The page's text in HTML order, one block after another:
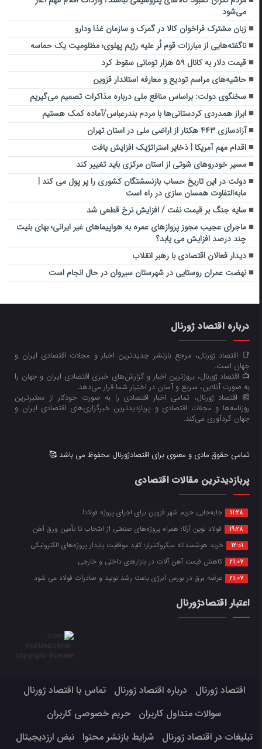
می‌شود
زبان مشترک فراخوان کالا در گمرک و سازمان غذا ودارو
ناگفته‌هایی از مبارزات قوم لُر علیه رژیم پهلوی؛ مظلومیت یک حماسه
قیمت دلار به کانال ۵۹ هزار تومانی سقوط کرد
حاشیه‌های مراسم تودیع و معارفه استاندار قزوین
سخنگوی دولت: براساس منافع ملی درباره مذاکرات تصمیم می‌گیریم
ابراز همدردی کردستانی‌ها با مردم بندرعباس/آماده کمک هستیم
آزادسازی ۴۴۳ هکتار از اراضی ملی در استان تهران
اقدام مهم آمریکا | ذخایر استراتژیک افزایش یافت
مسیر خودروهای شوتی از استان مرکزی باید تغییر کند
دولت در این تاریخ حساب بازنسشتگان کشوری را پر پول می کند |
مابه‌التفاوت همسان سازی در راه است
سایه جنگ بر قیمت نفت / افزایش نرخ قطعی شد
ماجرای عجیب مجوز پروازهای عمره به هواپیماهای غیر ایرانی؛ بهای بلیت
چند درصد افزایش می یابد؟
دیدار فعالان اقتصادی با رهبر انقلاب
نهضت عمران روستایی در شهرستان سیروان در حال انجام است
درباره اقتصاد ژورنال
📑 اقتصاد ژورنال، مرجع بازنشر جدیدترین اخبار و مجلات اقتصادی ایران و
جهان است.
📺 اقتصاد ژورنال، بروزترین اخبار و گزارش‌های خبری اقتصادی ایران و جهان را
به صورت آنلاین، سریع و آسان در اختیار شما قرار می‌‌دهد.
📰 اقتصاد ژورنال، تمامی اخبار اقتصادی را به صورت خودکار از معتبرترین
روزنامه‌ها و مجلات اقتصادی و پربازدیدترین خبرگزاری‌های اقتصادی ایران و
جهان گردآوری می‌کند.
تمامی حقوق مادی و معنوی برای اقتصادژورنال محفوظ می باشد 🥰
پربازدیدترین مقالات اقتصادی
11:28 جابه‌جایی حریم شهر قزوین برای اجرای پروژه فولاد!
19:28 فولاد نوین آرکا؛ همراه پروژه‌های صنعتی از انتخاب تا تأمین ورق آهن
12:01 خرید هوشمندانه میکروکنترلر؛ کلید موفقیت پایدار پروژه‌های الکترونیکی
21:07 کاهش قیمت آهن آلات در بازارهای داخلی و خارجی
21:07 عرضه برق در بورس انرژی باعث رشد تولید و صادرات فولاد می شود
اعتبار اقتصادژورنال
اقتصاد ژورنال درباره اقتصاد ژورنال
تماس با اقتصاد ژورنال
سوالات متداول کاربران
حریم خصوصی کاربران
تبلیغات در اقتصاد ژورنال
شرایط بازنشر محتوا نبض ارزدیجیتال